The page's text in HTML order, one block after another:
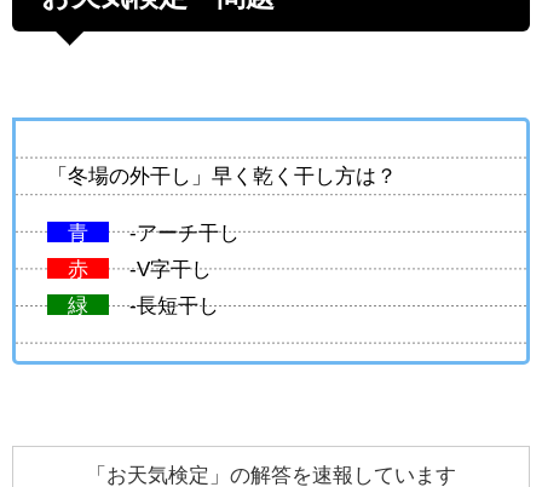
「冬場の外干し」早く乾く干し方は？
青
-アーチ干し
赤
-V字干し
緑
-長短干し
「お天気検定」の解答を速報しています